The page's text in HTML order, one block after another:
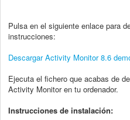
Pulsa en el siguiente enlace para
instrucciones:
Descargar Activity Monitor 8.6
Ejecuta el fichero que acabas de
Activity Monitor en tu ordenador.
Instrucciones de instalación: